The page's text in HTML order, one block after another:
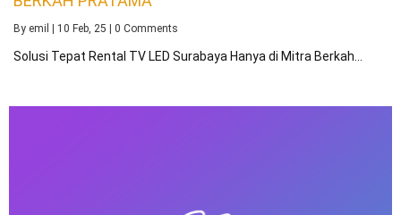
By emil 10 Feb, 25 0 Comments
Solusi Tepat Rental TV LED Surabaya Hanya di Mitra Berkah…